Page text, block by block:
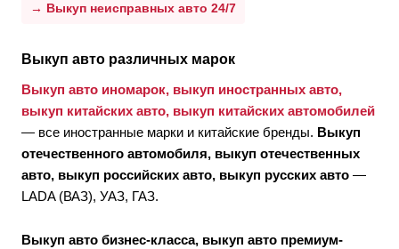
→ Выкуп неисправных авто 24/7
Выкуп авто различных марок
Выкуп авто иномарок, выкуп иностранных авто,
выкуп китайских авто, выкуп китайских автомобилей
— все иностранные марки и китайские бренды. Выкуп
отечественного автомобиля, выкуп отечественных
авто, выкуп российских авто, выкуп русских авто —
LADA (ВАЗ), УАЗ, ГАЗ.
Выкуп авто бизнес-класса, выкуп авто премиум-